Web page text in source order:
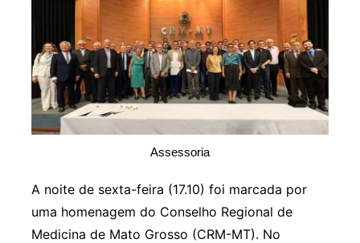
Assessoria
A noite de sexta-feira (17.10) foi marcada por
uma homenagem do Conselho Regional de
Medicina de Mato Grosso (CRM-MT). No